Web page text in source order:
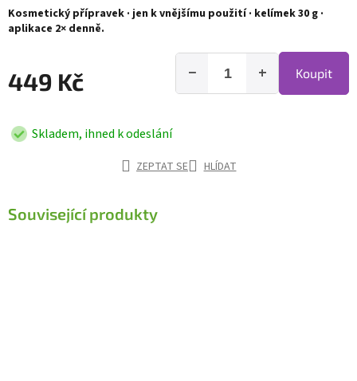
Kosmetický přípravek · jen k vnějšímu použití · kelímek 30 g ·
aplikace 2× denně.
449 Kč +
− Koupit
Skladem, ihned k odeslání
ZEPTAT SE HLÍDAT
Související produkty